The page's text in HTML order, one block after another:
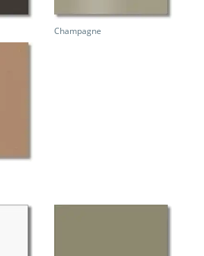
Champagne